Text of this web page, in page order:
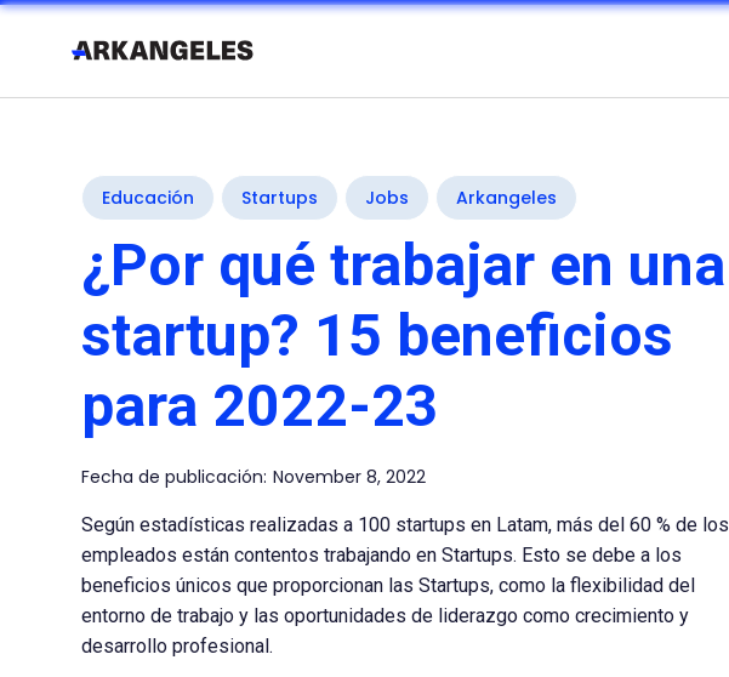
Educación Startups Jobs Arkangeles
¿Por qué trabajar en una
startup? 15 beneficios
para 2022-23
Fecha de publicación: November 8, 2022
Según estadísticas realizadas a 100 startups en Latam, más del 60 % de los
empleados están contentos trabajando en Startups. Esto se debe a los
beneficios únicos que proporcionan las Startups, como la flexibilidad del
entorno de trabajo y las oportunidades de liderazgo como crecimiento y
desarrollo profesional.